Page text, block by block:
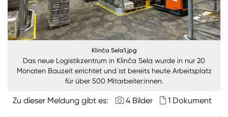
einfach Ihre Daten in unserenPresseverteiler ein
(Bitte beachten Sie, dass der Presseverteiler
ausschließlich für Medienkontakte und nicht für
Privatpersonen gedacht ist):
Zum Presseverteiler
Produktneuheiten, attraktive Gewinnspiele uvm.
Klinča Sela1.jpg
Das neue Logistikzentrum in Klinča Sela wurde in nur 20
Monaten Bauzeit errichtet und ist bereits heute Arbeitsplatz
für über 500 Mitarbeiter:innen.
Zu dieser Meldung gibt es: 4 Bilder 1 Dokument